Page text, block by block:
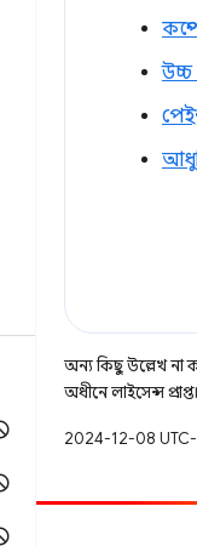
উচ্চ
অন্য কিছু উল্লেখ না
অধীনে লাইসেন্স
2024-12-08